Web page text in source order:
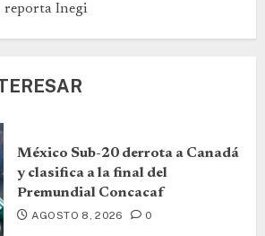
reporta Inegi
México Sub-20 derrota a Canadá
y clasifica a la final del
Premundial Concacaf
AGOSTO 8, 2026 0